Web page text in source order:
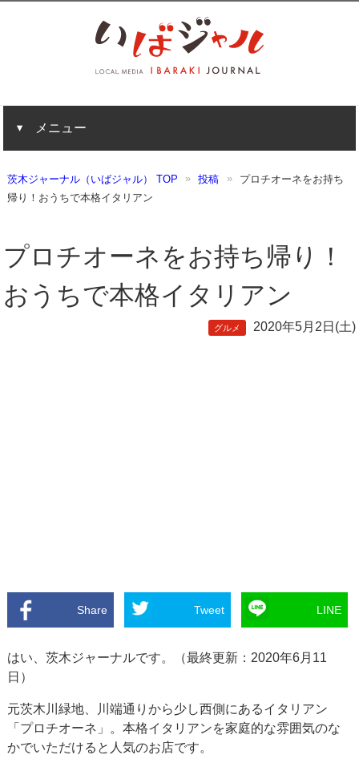
メニュー
茨木ジャーナル（いばジャル） TOP 投稿
プロチオーネをお持ち
帰り！おうちで本格イタリアン
プロチオーネをお持ち帰り！
おうちで本格イタリアン
グルメ 2020年5月2日(土)
Share Tweet LINE
はい、茨木ジャーナルです。（最終更新：2020年6月11
日）
元茨木川緑地、川端通りから少し西側にあるイタリアン
「プロチオーネ」。本格イタリアンを家庭的な雰囲気のな
かでいただけると人気のお店です。